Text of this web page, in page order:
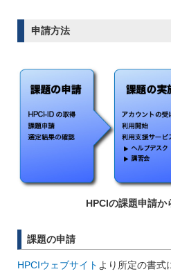
申請方法
HPCIの課題申請か
課題の申請
HPCIウェブサイト より所定の書式